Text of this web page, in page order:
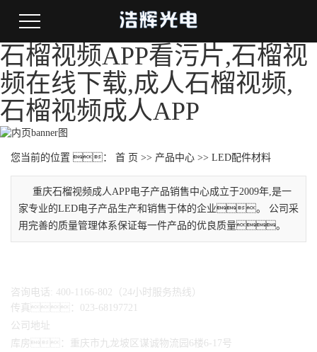
石榴视频APP看污片,石榴视
频在线下载,成人石榴视频,
石榴视频成人APP
您当前的位置 ： 首 页 >> 产品中心 >> LED配件材料
重庆石榴视频成人APP电子产品销售中心成立于2009年,是一
家专业的LED电子产品生产和销售于体的企业。 公司采
用完善的质量管理体系保证每一件产品的优良质量。
咨询电话: 400-1166-802（24小时服务热线）
传真：023-68197721
公司地址
库房：重庆市九龙坡区谋诚物流园6楼6-17号